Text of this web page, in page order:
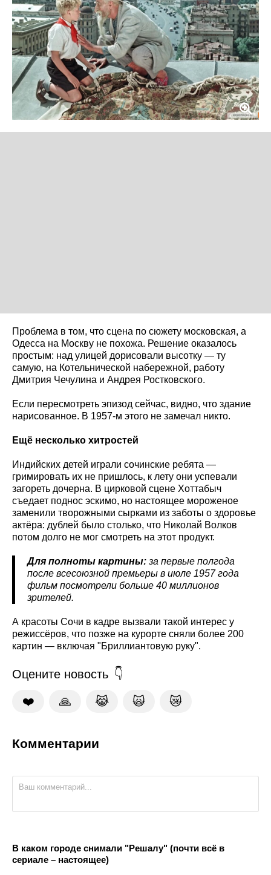
Проблема в том, что сцена по сюжету московская, а
Одесса на Москву не похожа. Решение оказалось
простым: над улицей дорисовали высотку — ту
самую, на Котельнической набережной, работу
Дмитрия Чечулина и Андрея Ростковского.
Если пересмотреть эпизод сейчас, видно, что здание
нарисованное. В 1957-м этого не замечал никто.
Ещё несколько хитростей
Индийских детей играли сочинские ребята —
гримировать их не пришлось, к лету они успевали
загореть дочерна. В цирковой сцене Хоттабыч
съедает поднос эскимо, но настоящее мороженое
заменили творожными сырками из заботы о здоровье
актёра: дублей было столько, что Николай Волков
потом долго не мог смотреть на этот продукт.
Для полноты картины: за первые полгода
после всесоюзной премьеры в июле 1957 года
фильм посмотрели больше 40 миллионов
зрителей.
А красоты Сочи в кадре вызвали такой интерес у
режиссёров, что позже на курорте сняли более 200
картин — включая "Бриллиантовую руку".
Оцените новость
❤️ 🙏 😹 🙀 😿
Комментарии
В каком городе снимали "Решалу" (почти всё в
сериале – настоящее)